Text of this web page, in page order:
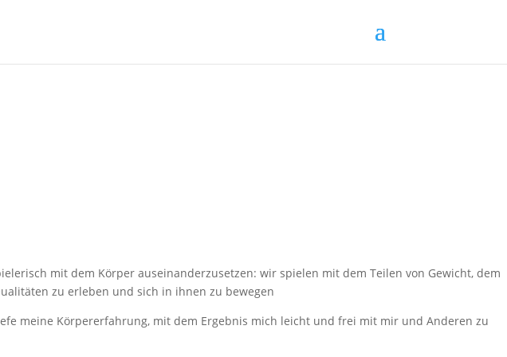
mit dem Körper auseinanderzusetzen: wir spielen mit dem Teilen von Gewicht, dem
zu erleben und sich in ihnen zu bewegen
meine Körpererfahrung, mit dem Ergebnis mich leicht und frei mit mir und Anderen zu